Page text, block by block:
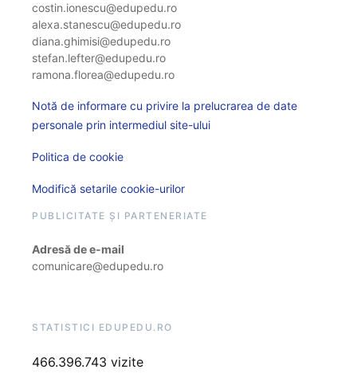
costin.ionescu@edupedu.ro
alexa.stanescu@edupedu.ro
diana.ghimisi@edupedu.ro
stefan.lefter@edupedu.ro
ramona.florea@edupedu.ro
Notă de informare cu privire la prelucrarea de date
personale prin intermediul site-ului
Politica de cookie
Modifică setarile cookie-urilor
PUBLICITATE ȘI PARTENERIATE
Adresă de e-mail
comunicare@edupedu.ro
STATISTICI EDUPEDU.RO
466.396.743 vizite